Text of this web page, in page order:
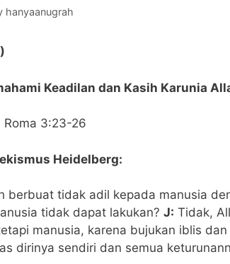
hanyaanugrah
Keadilan dan Kasih Karunia
Roma 3:23-26
Heidelberg:
berbuat tidak adil kepada manusia
tidak dapat lakukan? J: Tidak,
manusia, karena bujukan iblis
dirinya sendiri dan semua